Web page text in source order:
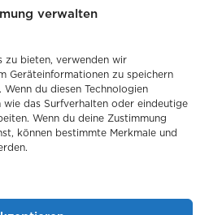
verwalten
zu bieten, verwenden wir
Geräteinformationen zu speichern
du diesen Technologien
das Surfverhalten oder eindeutige
Wenn du deine Zustimmung
können bestimmte Merkmale und
LÄNDERN
FÜR